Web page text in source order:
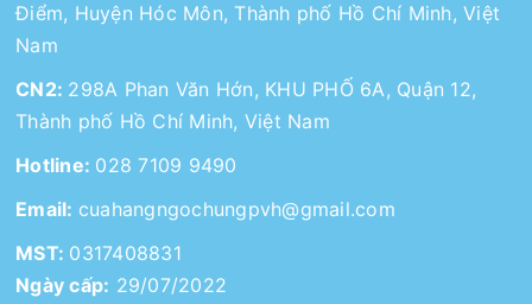
Điểm, Huyện Hóc Môn, Thành phố Hồ Chí Minh, Việt
Nam
CN2: 298A Phan Văn Hớn, KHU PHỐ 6A, Quận 12,
Thành phố Hồ Chí Minh, Việt Nam
Hotline: 028 7109 9490
Email: cuahangngochungpvh@gmail.com
MST: 0317408831
Ngày cấp: 29/07/2022